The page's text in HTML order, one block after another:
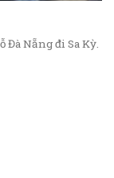
Đà Nẵng đi Sa Kỳ.